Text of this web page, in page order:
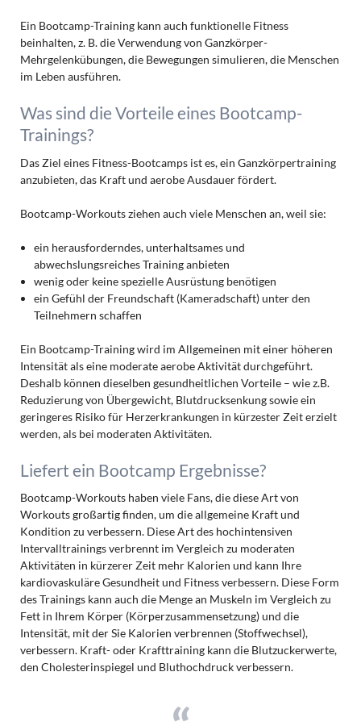
Ein Bootcamp-Training kann auch funktionelle Fitness
beinhalten, z. B. die Verwendung von Ganzkörper-
Mehrgelenkübungen, die Bewegungen simulieren, die Menschen
im Leben ausführen.
Was sind die Vorteile eines Bootcamp-
Trainings?
Das Ziel eines Fitness-Bootcamps ist es, ein Ganzkörpertraining
anzubieten, das Kraft und aerobe Ausdauer fördert.
Bootcamp-Workouts ziehen auch viele Menschen an, weil sie:
ein herausforderndes, unterhaltsames und
abwechslungsreiches Training anbieten
wenig oder keine spezielle Ausrüstung benötigen
ein Gefühl der Freundschaft (Kameradschaft) unter den
Teilnehmern schaffen
Ein Bootcamp-Training wird im Allgemeinen mit einer höheren
Intensität als eine moderate aerobe Aktivität durchgeführt.
Deshalb können dieselben gesundheitlichen Vorteile – wie z.B.
Reduzierung von Übergewicht, Blutdrucksenkung sowie ein
geringeres Risiko für Herzerkrankungen in kürzester Zeit erzielt
werden, als bei moderaten Aktivitäten.
Liefert ein Bootcamp Ergebnisse?
Bootcamp-Workouts haben viele Fans, die diese Art von
Workouts großartig finden, um die allgemeine Kraft und
Kondition zu verbessern. Diese Art des hochintensiven
Intervalltrainings verbrennt im Vergleich zu moderaten
Aktivitäten in kürzerer Zeit mehr Kalorien und kann Ihre
kardiovaskuläre Gesundheit und Fitness verbessern. Diese Form
des Trainings kann auch die Menge an Muskeln im Vergleich zu
Fett in Ihrem Körper (Körperzusammensetzung) und die
Intensität, mit der Sie Kalorien verbrennen (Stoffwechsel),
verbessern. Kraft- oder Krafttraining kann die Blutzuckerwerte,
den Cholesterinspiegel und Bluthochdruck verbessern.